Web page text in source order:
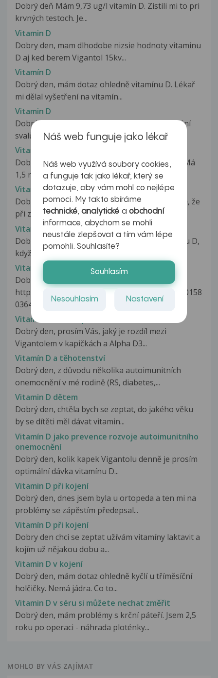
Dobrý deň Mám 9,73 ug/l vitamín D. Zistili mi to pri
krvných testoch. Je...
Vitamin D
Dobry den, mam dlhodobe nizsie hodnoty vitaminu
D aj ked berem Vigantol 15kv...
Vitamín D
Dobrý den, mám dotaz ohledně vitamínu D. Lékař
mi dělal vyšetření na vitamín...
Vitamin D
Dobrý den, před 2 měsíci se u mě objevily cukání
svalů, bolení zápěstí a loktů...
Vitamín D
Dobrý den pane doktore, prosím o Váš názor. Má
1,5 roční dcera (81cm, 11,5kg)...
Vitamin D
Dobrý den, ráda bych se zeptala, jestli je možné, že
při zvýšeném používání...
Vitamin D - tablety
Dobrý den, jak jsou účinné tyto tablety vitaminu D,
když je vit. D rozpustný...
Vitamin D a imunita
Dobrý den, dočetl jsem se (viz
https://www.facebook.com/759593086/posts/10158
036408928087/),...
Vitamin D a osteoporoza
Dobrý den, prosím Vás, jaký je rozdíl mezi
Vigantolem v kapičkách a Alpha D3...
Vitamín D a těhotenství
Dobrý den, z důvodu několika autoimunitních
onemocnění v mé rodině (RS, diabetes,...
Vitamin D dětem
Dobrý den, chtěla bych se zeptat, do jakého věku
by se dítěti měl dávat vitamin...
Vitamín D jako prevence rozvoje autoimunitního
onemocnění
Dobrý den, kolik kapek Vigantolu denně je prosím
optimální dávka vitamínu D...
Vitamin D při kojení
Dobrý den, dnes jsem byla u ortopeda a ten mi na
problémy se zápěstím předepsal...
Vitamín D při kojení
Dobry den chci se zeptat užívám vitamíny laktavit a
kojím už nějakou dobu a...
Vitamin D v kojení
Dobrý den, mám dotaz ohledně kyčlí u tříměsíční
holčičky. Nemá jádra. Co to...
Vitamin D v séru si můžete nechat změřit
Dobrý den, mám problémy s krční páteří. Jsem 2,5
roku po operaci - náhrada ploténky...
MOHLO BY VÁS ZAJÍMAT
Náš web funguje jako lékař
Náš web využívá soubory cookies,
a funguje tak jako lékař, který se
dotazuje, aby vám mohl co nejlépe
pomoci. My takto sbíráme
technické,analytické a obchodní
informace, abychom se mohli
neustále zlepšovat a tím vám lépe
pomohli. Souhlasíte?
Souhlasím
Nesouhlasím Nastavení